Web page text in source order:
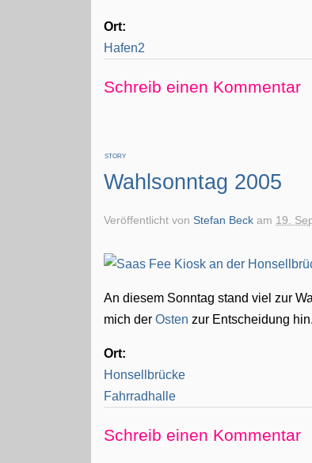
Ort:
Hafen2
Schreib einen Kommentar
STORY
Wahlsonntag 2005
Veröffentlicht vonStefan Beck am 19.
An diesem Sonntag stand viel zur
mich derOsten zur Entscheidung hin.
Ort:
Honsellbrücke
Fahrradhalle
Schreib einen Kommentar